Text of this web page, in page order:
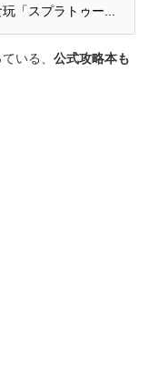
「スプラトゥー...
いる、 公式攻略本も